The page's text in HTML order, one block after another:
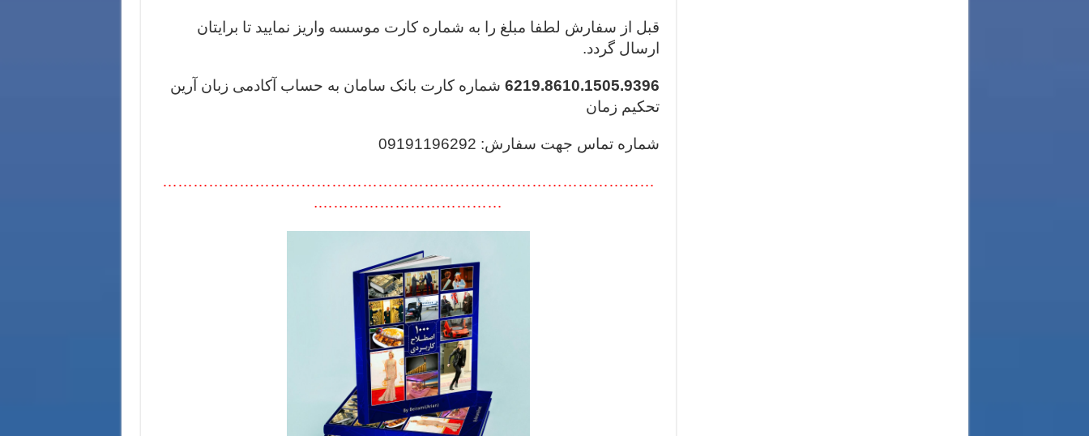
قبل از سفارش لطفا مبلغ را به شماره کارت موسسه واریز نمایید تا برایتان
ارسال گردد.
6219.8610.1505.9396 شماره کارت بانک سامان به حساب آکادمی زبان آرین
تحکیم زمان
شماره تماس جهت سفارش: 09191196292
……………………………………………………………………………………
……………………………….